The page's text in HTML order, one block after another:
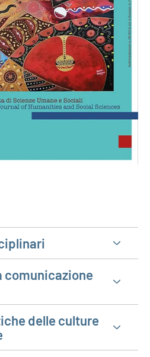
comunicazione
delle culture